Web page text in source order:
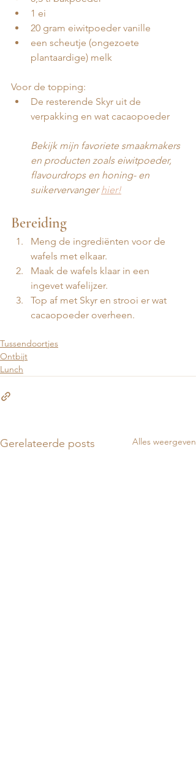
1 ei
20 gram eiwitpoeder vanille
een scheutje (ongezoete
plantaardige) melk
Voor de topping:
De resterende Skyr uit de
verpakking en wat cacaopoeder
Bekijk mijn favoriete smaakmakers
en producten zoals eiwitpoeder,
flavourdrops en honing- en
suikervervanger hier!
Bereiding
Meng de ingrediënten voor de
wafels met elkaar.
Maak de wafels klaar in een
ingevet wafelijzer.
Top af met Skyr en strooi er wat
cacaopoeder overheen.
Tussendoortjes
Ontbijt
Lunch
Gerelateerde posts Alles weergeven